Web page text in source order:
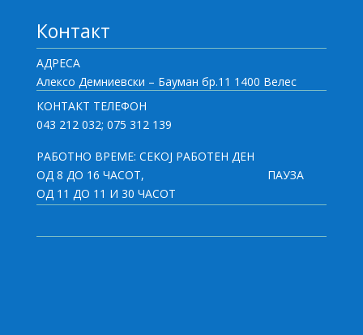
Контакт
АДРЕСА
Алексо Демниевски – Бауман бр.11 1400 Велес
КОНТАКТ ТЕЛЕФОН
043 212 032; 075 312 139
РАБОТНО ВРЕМЕ: СЕКОЈ РАБОТЕН ДЕН
ОД 8 ДО 16 ЧАСОТ, ПАУЗА
ОД 11 ДО 11 И 30 ЧАСОТ